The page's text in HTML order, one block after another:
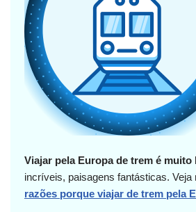
Viajar pela Europa de trem é muito
incríveis, paisagens fantásticas. Veja
razões porque viajar de trem pela